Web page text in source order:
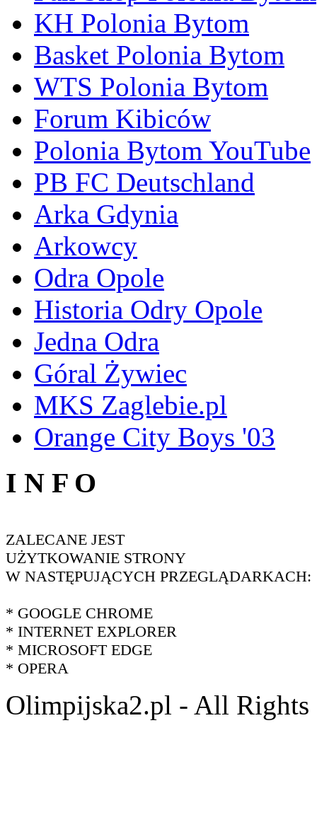
KH Polonia Bytom
Basket Polonia Bytom
WTS Polonia Bytom
Forum Kibiców
Polonia Bytom YouTube
PB FC Deutschland
Arka Gdynia
Arkowcy
Odra Opole
Historia Odry Opole
Jedna Odra
Góral Żywiec
MKS Zaglebie.pl
Orange City Boys '03
I N F O
ZALECANE JEST
UŻYTKOWANIE STRONY
W NASTĘPUJĄCYCH PRZEGLĄDARKACH:
* GOOGLE CHROME
* INTERNET EXPLORER
* MICROSOFT EDGE
* OPERA
Olimpijska2.pl - All Rights